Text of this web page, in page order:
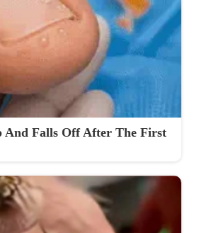
And Falls Off After The First